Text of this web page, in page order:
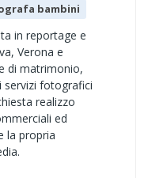
bambini
in reportage e
Verona e
di matrimonio,
servizi fotografici
realizzo
ed
la propria